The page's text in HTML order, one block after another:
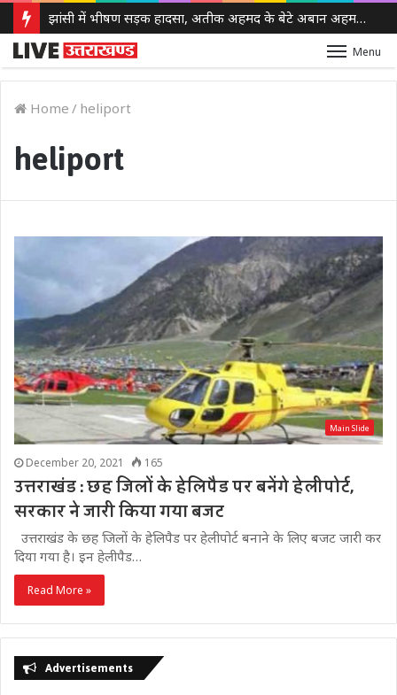
झांसी में भीषण सड़क हादसा, अतीक अहमद के बेटे अबान अहमद की मौत, एक साथी की भी गई जान
Menu
Home / heliport
heliport
Main Slide
December 20, 2021 165
उत्तराखंड : छह जिलों के हेलिपैड पर बनेंगे हेलीपोर्ट,
सरकार ने जारी किया गया बजट
उत्तराखंड के छह जिलों के हेलिपैड पर हेलीपोर्ट बनाने के लिए बजट जारी कर
दिया गया है। इन हेलीपैड…
Read More »
Advertisements